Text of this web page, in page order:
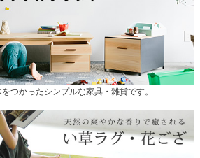
つかったシンプルな家具・雑貨です。